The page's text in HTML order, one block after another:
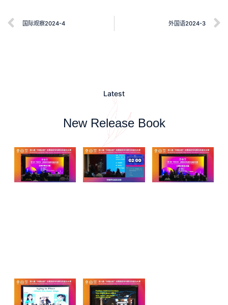
国际观察2024-4 外国语2024-3
Latest
New Release Book